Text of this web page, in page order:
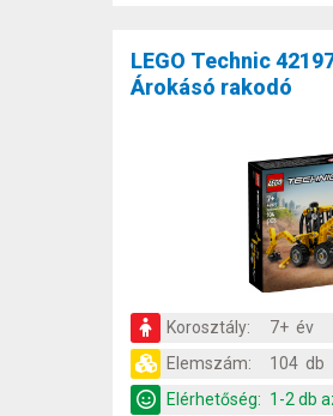
LEGO Technic
Árokásó rakodó
Korosztály:
7+ év
Elemszám:
104 db
Elérhetőség: 1-2 db